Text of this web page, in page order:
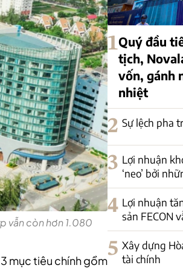
vẫn còn hơn 1.080
mục tiêu chính gồm
1Quý đầu
tịch,
vốn, gánh
nhiệt
2 Sự lệch pha
3 Lợi nhuận
‘neo’ bởi
4 Lợi nhuận
sản FECON
5 Xây dựng
tài chính